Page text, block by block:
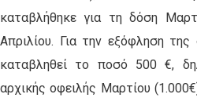
καταβλήθηκε για τη δόση
Απριλίου. Για την εξόφληση
καταβληθεί το ποσό 500 €,
αρχικής οφειλής Μαρτίου